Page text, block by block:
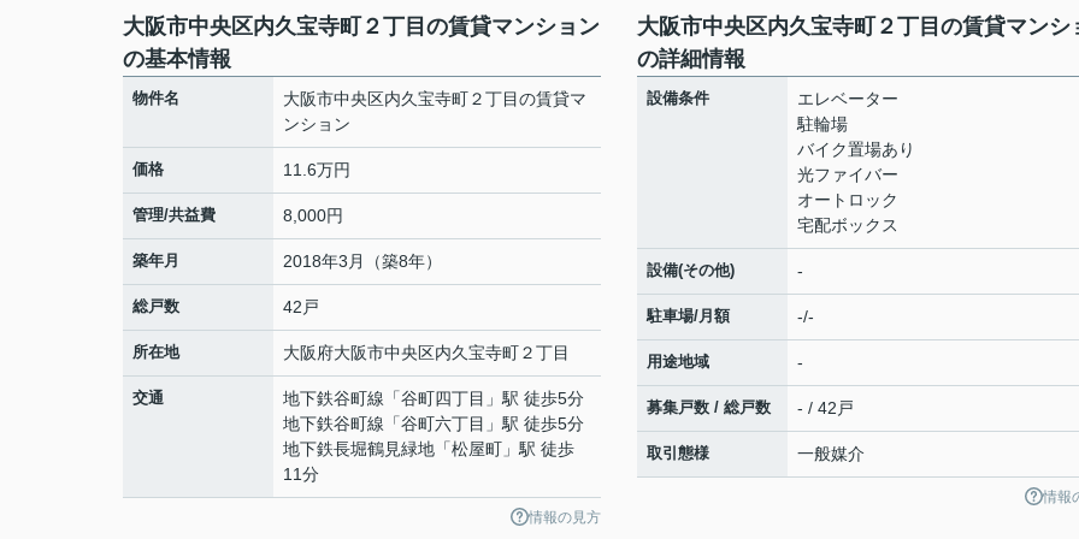
大阪市中央区内久宝寺町２丁目の賃貸マンション
の基本情報
物件名
大阪市中央区内久宝寺町２丁目の賃貸マ
ンション
価格 11.6万円
管理/共益費 8,000円
築年月 2018年3月（築8年）
総戸数 42戸
所在地 大阪府大阪市中央区内久宝寺町２丁目
交通 地下鉄谷町線 「谷町四丁目 」駅 徒歩5分
地下鉄谷町線 「谷町六丁目 」駅 徒歩5分
地下鉄長堀鶴見緑地 「松屋町 」駅 徒歩
11分
情報の見方
大阪市中央区内久宝寺町２丁目の賃貸マンシ
の詳細情報
設備条件
エレベーター
駐輪場
バイク置場あり
光ファイバー
オートロック
宅配ボックス
設備(その他) -
駐車場/月額 -/-
用途地域 -
募集戸数 / 総戸数 - / 42戸
取引態様 一般媒介
情報